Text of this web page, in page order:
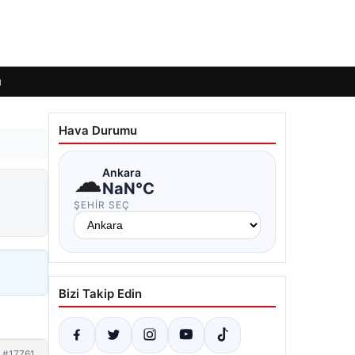
Hava Durumu
☁Ankara
NaN°C
ŞEHIR SEÇ
Bizi Takip Edin